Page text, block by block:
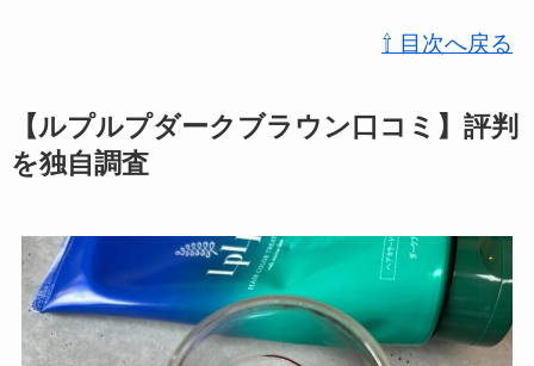
⇧ 目次へ戻る
【ルプルプダークブラウン口コミ】評判
を独自調査